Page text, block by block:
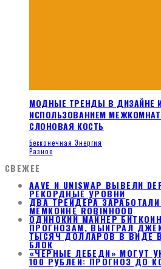
МОДНЫЕ ТРЕНДЫ В ДИЗАЙНЕ
ИСПОЛЬЗОВАНИЕМ
СЛОНОВАЯ КОСТЬ
Бесконечная Энергия
Разное
СВЕЖЕЕ
AAVE И UNISWAP ВЫВЕЛИ
РЕКОРДНЫЕ УРОВНИ
ДВА ТРЕЙДЕРА
МЕМКОИНЕ ROBINHOOD
ОДИНОКИЙ МАЙНЕР
ПРОГНОЗАМ, ВЫИГРАЛ
ТЫСЯЧ ДОЛЛАРОВ В ВИДЕ
БЛОК
«ЧЕРНЫЕ ЛЕБЕДИ» МОГУТ
100 РУБЛЕЙ: ПРОГНОЗ ДО